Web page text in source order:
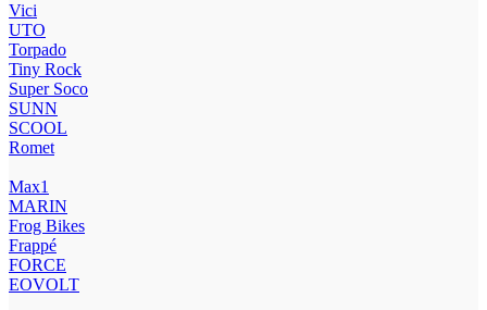
Vici
UTO
Torpado
Tiny Rock
Super Soco
SUNN
SCOOL
Romet
Max1
MARIN
Frog Bikes
Frappé
FORCE
EOVOLT